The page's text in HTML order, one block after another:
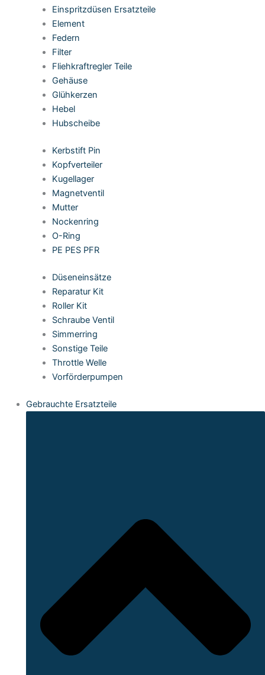
Einspritzdüsen Ersatzteile
Element
Federn
Filter
Fliehkraftregler Teile
Gehäuse
Glühkerzen
Hebel
Hubscheibe
Kerbstift Pin
Kopfverteiler
Kugellager
Magnetventil
Mutter
Nockenring
O-Ring
PE PES PFR
Düseneinsätze
Reparatur Kit
Roller Kit
Schraube Ventil
Simmerring
Sonstige Teile
Throttle Welle
Vorförderpumpen
Gebrauchte Ersatzteile